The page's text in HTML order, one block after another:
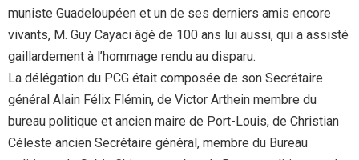
muniste Guadeloupéen et un de ses derniers amis encore
vivants, M. Guy Cayaci âgé de 100 ans lui aussi, qui a assisté
gaillardement à l’hommage rendu au disparu.
La délégation du PCG était composée de son Secrétaire
général Alain Félix Flémin, de Victor Arthein membre du
bureau politique et ancien maire de Port-Louis, de Christian
Céleste ancien Secrétaire général, membre du Bureau